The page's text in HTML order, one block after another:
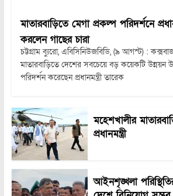
মাতারবাড়িতে মেগা প্রকল্প পরিদর্শনে
করলেন গাছের চারা
চট্টগ্রাম ব্যুরো, এবিসিনিউজবিডি, (৯ আগস্ট) :
মাতারবাড়িতে দেশের সবচেয়ে বড় কয়েকটি উন্নয়ন
পরিদর্শন করেছেন প্রধানমন্ত্রী তারেক
মহেশখালীর
প্রধানমন্ত্রী
আইনশৃঙ্খলা